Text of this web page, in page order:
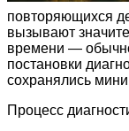
повторяющихся
вызывают
времени —
постановки
сохранялись
Процесс